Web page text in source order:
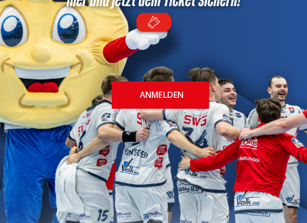
JETZT ANMELDEN
ANMELDEN
alle News
Spielberichte
Vorberichte